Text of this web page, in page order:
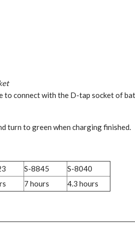
to connect with the D-tap socket of
turn to green when charging finished.
S-8845
S-8040
7 hours 4.3 hours